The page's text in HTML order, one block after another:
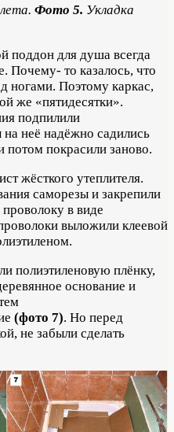
Фото 5. Укладка
поддон для душа всегда
Почему- то казалось, что
ногами. Поэтому каркас,
же «пятидесятки».
подпилили
неё надёжно садились
потом покрасили заново.
жёсткого утеплителя.
саморезы и закрепили
в виде
выложили клеевой
полиэтиленовую плёнку,
основание и
(фото 7). Но перед
не забыли сделать